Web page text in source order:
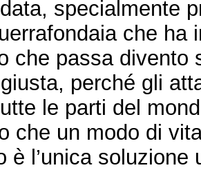
specialmente
che ha
che passa divento
perché gli
le parti del
che un modo di
è l’unica soluzione